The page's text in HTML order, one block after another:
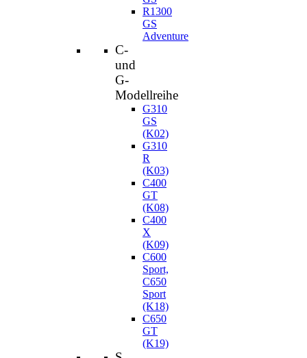
R1300
GS
Adventure
C-
und
G-
Modellreihe
G310
GS
(K02)
G310
R
(K03)
C400
GT
(K08)
C400
X
(K09)
C600
Sport,
C650
Sport
(K18)
C650
GT
(K19)